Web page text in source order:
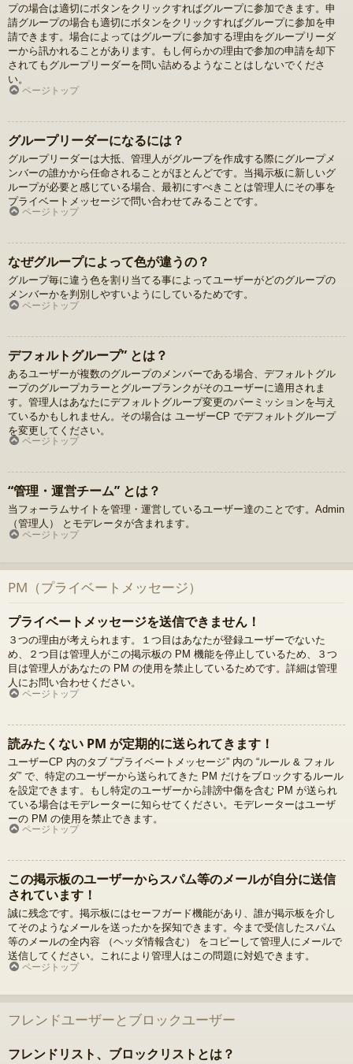
プの場合は適切にボタンをクリックすればグループに参加できます。申
請グループの場合も適切にボタンをクリックすればグループに参加を申
請できます。場合によってはグループに参加する理由をグループリーダ
ーから訊かれることがあります。もし何らかの理由で参加の申請を却下
されてもグループリーダーを問い詰めるようなことはしないでくださ
い。
ページトップ
グループリーダーになるには？
グループリーダーは大抵、管理人がグループを作成する際にグループメ
ンバーの誰かから任命されることがほとんどです。当掲示板に新しいグ
ループが必要と感じている場合、最初にすべきことは管理人にその事を
プライベートメッセージで問い合わせてみることです。
ページトップ
なぜグループによって色が違うの？
グループ毎に違う色を割り当てる事によってユーザーがどのグループの
メンバーかを判別しやすいようにしているためです。
ページトップ
デフォルトグループ” とは？
あるユーザーが複数のグループのメンバーである場合、デフォルトグル
ープのグループカラーとグループランクがそのユーザーに適用されま
す。管理人はあなたにデフォルトグループ変更のパーミッションを与え
ているかもしれません。その場合は ユーザーCP でデフォルトグループ
を変更してください。
ページトップ
“管理・運営チーム” とは？
当フォーラムサイトを管理・運営しているユーザー達のことです。Admin
（管理人） とモデレータが含まれます。
ページトップ
PM（プライベートメッセージ）
プライベートメッセージを送信できません！
３つの理由が考えられます。１つ目はあなたが登録ユーザーでないた
め、２つ目は管理人がこの掲示板の PM 機能を停止しているため、３つ
目は管理人があなたの PM の使用を禁止しているためです。詳細は管理
人にお問い合わせください。
ページトップ
読みたくない PM が定期的に送られてきます！
ユーザーCP 内のタブ “プライベートメッセージ” 内の “ルール & フォル
ダ” で、特定のユーザーから送られてきた PM だけをブロックするルール
を設定できます。もし特定のユーザーから誹謗中傷を含む PM が送られ
ている場合はモデレーターに知らせてください。モデレーターはユーザ
ーの PM の使用を禁止できます。
ページトップ
この掲示板のユーザーからスパム等のメールが自分に送信
されています！
誠に残念です。掲示板にはセーフガード機能があり、誰が掲示板を介し
てそのようなメールを送ったかを探知できます。今まで受信したスパム
等のメールの全内容 （ヘッダ情報含む） をコピーして管理人にメールで
送信してください。これにより管理人はこの問題に対処できます。
ページトップ
フレンドユーザーとブロックユーザー
フレンドリスト、ブロックリストとは？